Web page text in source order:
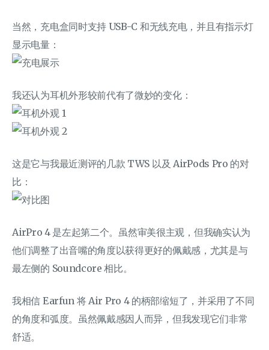
当然，充电盒同时支持 USB-C 和无线充电，并且有指示灯
显示电量：
我还认为耳机外形较前代有了微妙的变化：
这是它与我最近测评的几款 TWS 以及 AirPods Pro 的对
比：
AirPro 4 是左起第二个。虽然审美很主观，但我确实认为
他们调整了出音嘴的角度以获得更好的佩戴感，尤其是与
最左侧的 Soundcore 相比。
我相信 Earfun 将 Air Pro 4 的柄部缩短了，并采用了不同
的角度和弧度。虽然佩戴感因人而异，但我发现它们非常
舒适。